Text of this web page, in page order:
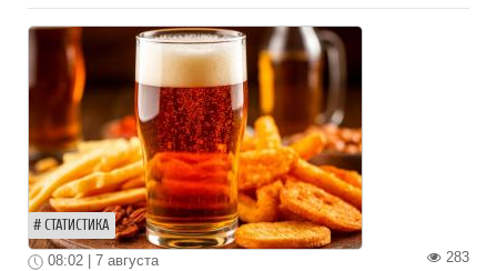
СТАТИСТИКА
283
08:02 | 7 августа